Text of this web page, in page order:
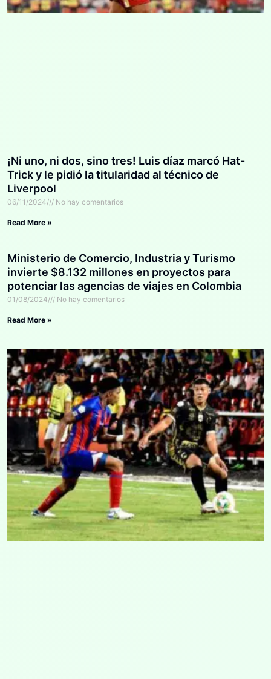
¡Ni uno, ni dos, sino tres! Luis díaz marcó Hat-
Trick y le pidió la titularidad al técnico de
Liverpool
06/11/2024 No hay comentarios
Read More »
Ministerio de Comercio, Industria y Turismo
invierte $8.132 millones en proyectos para
potenciar las agencias de viajes en Colombia
01/08/2024 No hay comentarios
Read More »